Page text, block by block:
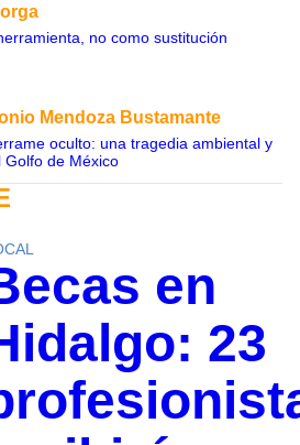
no como sustitución
Mendoza Bustamante
oculto: una tragedia ambiental y
Golfo de México
en
23